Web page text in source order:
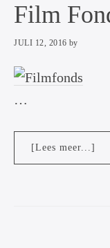
Film
JULI 12, 2016 by
…
[Lees meer...]